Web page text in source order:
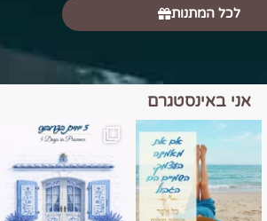
לכל המתנות
אני באינסטגרם